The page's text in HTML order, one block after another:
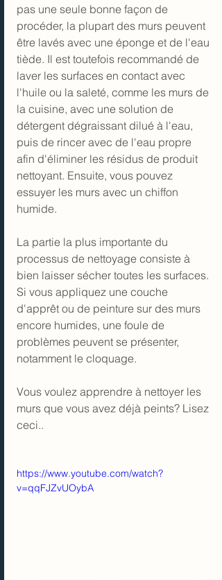
pas une seule bonne façon de
procéder, la plupart des murs peuvent
être lavés avec une éponge et de l'eau
tiède. Il est toutefois recommandé de
laver les surfaces en contact avec
l'huile ou la saleté, comme les murs de
la cuisine, avec une solution de
détergent dégraissant dilué à l'eau,
puis de rincer avec de l'eau propre
afin d'éliminer les résidus de produit
nettoyant. Ensuite, vous pouvez
essuyer les murs avec un chiffon
humide.
La partie la plus importante du
processus de nettoyage consiste à
bien laisser sécher toutes les surfaces.
Si vous appliquez une couche
d'apprêt ou de peinture sur des murs
encore humides, une foule de
problèmes peuvent se présenter,
notamment le cloquage.
Vous voulez apprendre à nettoyer les
murs que vous avez déjà peints? Lisez
ceci..
https://www.youtube.com/watch?
v=qqFJZvUOybA